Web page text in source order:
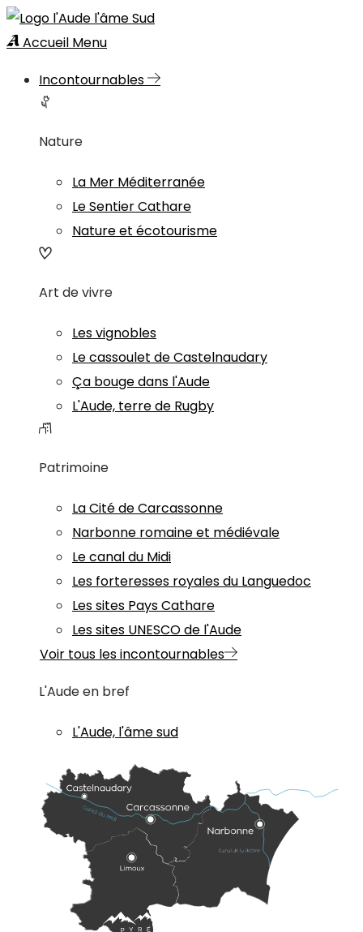
Accueil Menu
Incontournables
Nature
La Mer Méditerranée
Le Sentier Cathare
Nature et écotourisme
Art de vivre
Les vignobles
Le cassoulet de Castelnaudary
Ça bouge dans l'Aude
L'Aude, terre de Rugby
Patrimoine
La Cité de Carcassonne
Narbonne romaine et médiévale
Le canal du Midi
Les forteresses royales du Languedoc
Les sites Pays Cathare
Les sites UNESCO de l'Aude
Voir tous les incontournables
L'Aude en bref
L'Aude, l'âme sud